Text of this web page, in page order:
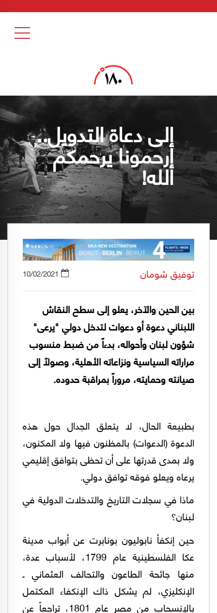
إلى دعاة التدويل..
إرحمونا يرحمكم
الله!
توفيق شومان 10/02/2021
بين الحين والآخر، يعلو إلى سطح النقاش
اللبناني دعوة أو دعوات لتدخل دولي "يرعى"
شؤون لبنان وأحواله، بدءاً من ضبط منسوب
مراراته السياسية ونزاعاته الأهلية، وصولاً إلى
صيانته وحمايته، مروراً بمراقبة حدوده.
بطبيعة الحال، لا يتعلق الجدال حول هذه
الدعوة (الدعوات) بالمظنون فيها ولا المكنون،
ولا بمدى قدرتها على أن تحظى بتوافق إقليمي
يرعاه ويعلو فوقه توافق دولي.
ماذا في سجلات التاريخ والتدخلات الدولية في
لبنان؟
حين إنكفأ نابوليون بونابرت عن أبواب مدينة
عكا الفلسطينية عام 1799، لأسباب عدة،
منها جائحة الطاعون والتحالف العثماني ـ
الإنكليزي، لم يشكل ذاك الإنكفاء المكتمل
بالإنسحاب من مصر عام 1801، تراجعاً عن